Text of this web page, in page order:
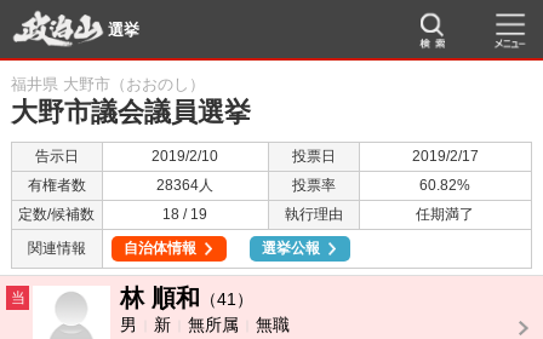
選挙
福井県 大野市（おおのし）
大野市議会議員選挙
告示日 2019/2/10 投票日
2019/2/17
有権者数
28364人 投票率
60.82%
定数/候補数
18 / 19 執行理由
任期満了
関連情報
自治体情報 選挙公報
当 林 順和
（41）
男
新 無所属 無職